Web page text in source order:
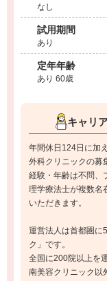
なし
試用期間
あり
定年年齢
あり 60歳
キャリ
年間休日124日に加
外科クリニックの募
経験・年齢は不問、
理学療法士が複数名
いただきます。
運営法人は首都圏に
ク」です。
全国に200院以上を
南美容クリニック以